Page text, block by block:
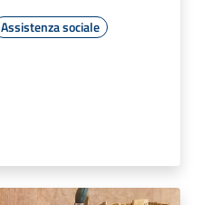
Assistenza sociale